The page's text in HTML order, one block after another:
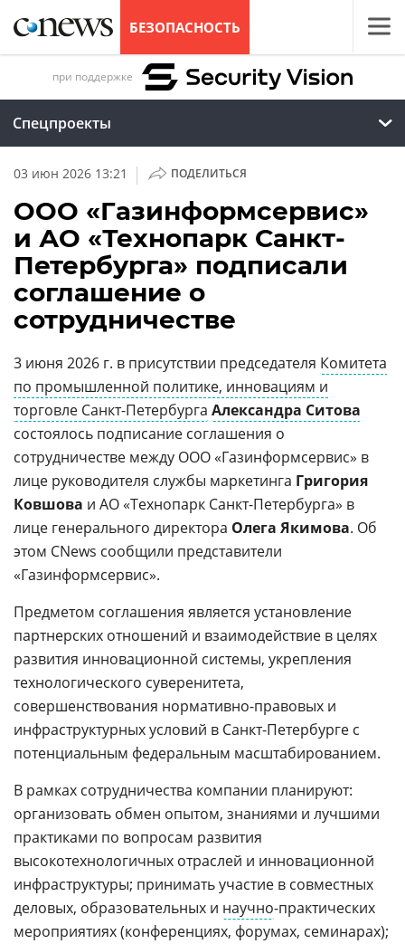
БЕЗОПАСНОСТЬ
при поддержке
Спецпроекты
03 июн 2026 13:21 | ПОДЕЛИТЬСЯ
ООО «Газинформсервис»
и АО «Технопарк Санкт-
Петербурга» подписали
соглашение о
сотрудничестве
3 июня 2026 г. в присутствии председателя Комитета
по промышленной политике, инновациям и
торговле Санкт-Петербурга Александра Ситова
состоялось подписание соглашения о
сотрудничестве между ООО «Газинформсервис» в
лице руководителя службы маркетинга Григория
Ковшова и АО «Технопарк Санкт-Петербурга» в
лице генерального директора Олега Якимова. Об
этом CNews сообщили представители
«Газинформсервис».
Предметом соглашения является установление
партнерских отношений и взаимодействие в целях
развития инновационной системы, укрепления
технологического суверенитета,
совершенствования нормативно-правовых и
инфраструктурных условий в Санкт-Петербурге с
потенциальным федеральным масштабированием.
В рамках сотрудничества компании планируют:
организовать обмен опытом, знаниями и лучшими
практиками по вопросам развития
высокотехнологичных отраслей и инновационной
инфраструктуры; принимать участие в совместных
деловых, образовательных и научно-практических
мероприятиях (конференциях, форумах, семинарах);